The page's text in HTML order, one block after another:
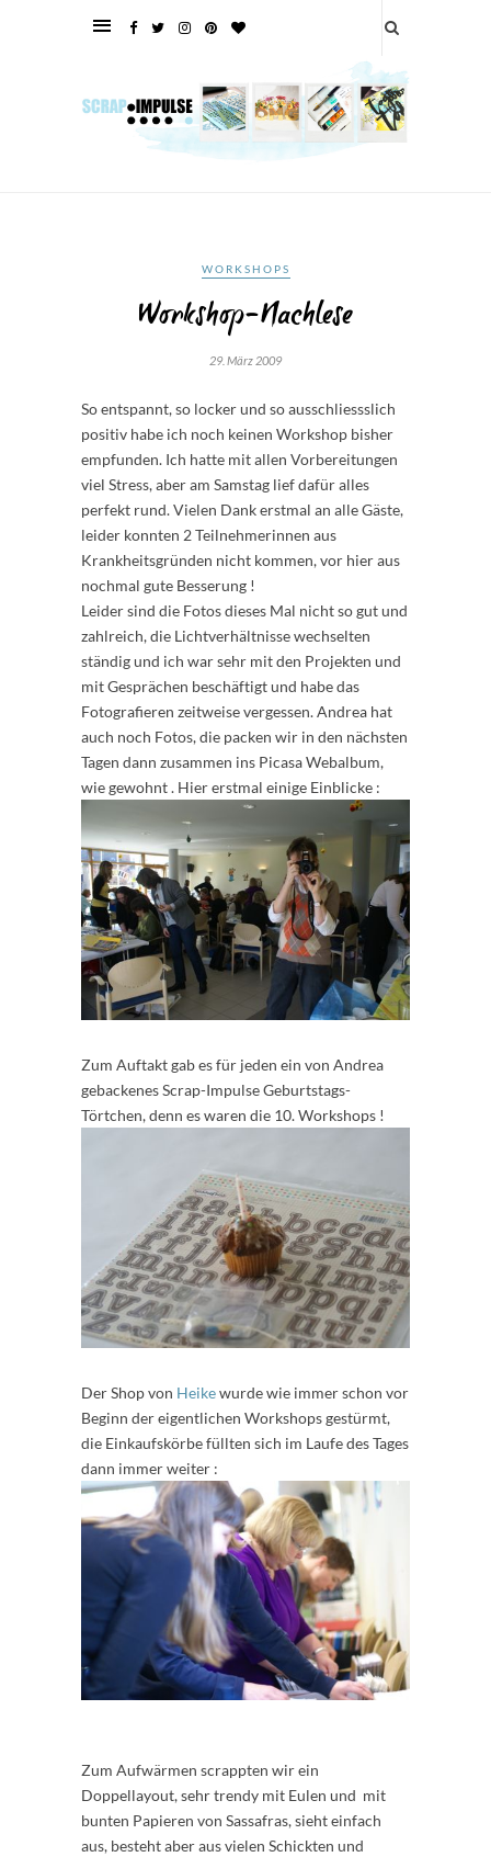
WORKSHOPS
Workshop-Nachlese
29. März 2009
So entspannt, so locker und so ausschliessslich
positiv habe ich noch keinen Workshop bisher
empfunden. Ich hatte mit allen Vorbereitungen
viel Stress, aber am Samstag lief dafür alles
perfekt rund. Vielen Dank erstmal an alle Gäste,
leider konnten 2 Teilnehmerinnen aus
Krankheitsgründen nicht kommen, vor hier aus
nochmal gute Besserung !
Leider sind die Fotos dieses Mal nicht so gut und
zahlreich, die Lichtverhältnisse wechselten
ständig und ich war sehr mit den Projekten und
mit Gesprächen beschäftigt und habe das
Fotografieren zeitweise vergessen. Andrea hat
auch noch Fotos, die packen wir in den nächsten
Tagen dann zusammen ins Picasa Webalbum,
wie gewohnt . Hier erstmal einige Einblicke :
Zum Auftakt gab es für jeden ein von Andrea
gebackenes Scrap-Impulse Geburtstags-
Törtchen, denn es waren die 10. Workshops !
Der Shop von Heikewurde wie immer schon vor
Beginn der eigentlichen Workshops gestürmt,
die Einkaufskörbe füllten sich im Laufe des Tages
dann immer weiter :
Zum Aufwärmen scrappten wir ein
Doppellayout, sehr trendy mit Eulen und mit
bunten Papieren von Sassafras, sieht einfach
aus, besteht aber aus vielen Schickten und